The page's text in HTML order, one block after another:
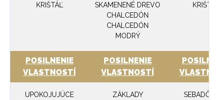
KRIŠTÁĽ
SKAMENENÉ DREVO
CHALCEDÓN
CHALCEDÓN
MODRÝ
KRIŠTÁĽ
POSILNENIE
VLASTNOSTÍ
UPOKOJUJÚCE
POSILNENIE
VLASTNOSTÍ
ZÁKLADY